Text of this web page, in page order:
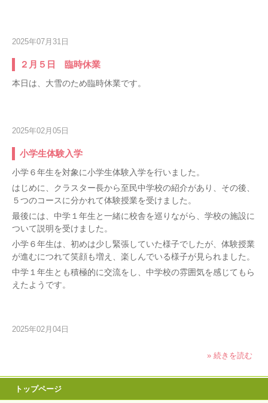
2025年07月31日
２月５日 臨時休業
本日は、大雪のため臨時休業です。
2025年02月05日
小学生体験入学
小学６年生を対象に小学生体験入学を行いました。
はじめに、クラスター長から至民中学校の紹介があり、その後、
５つのコースに分かれて体験授業を受けました。
最後には、中学１年生と一緒に校舎を巡りながら、学校の施設に
ついて説明を受けました。
小学６年生は、初めは少し緊張していた様子でしたが、体験授業
が進むにつれて笑顔も増え、楽しんでいる様子が見られました。
中学１年生とも積極的に交流をし、中学校の雰囲気を感じてもら
えたようです。
2025年02月04日
» 続きを読む
トップページ